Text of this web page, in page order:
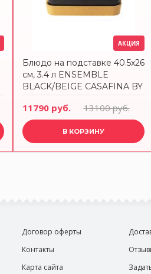
АКЦИЯ
Блюдо на подставке 40.5х26
см, 3.4 л ENSEMBLE
BLACK/BEIGE CASAFINA BY
11790 руб. 13100 руб.
В КОРЗИНУ
Договор оферты
Контакты
Карта сайта